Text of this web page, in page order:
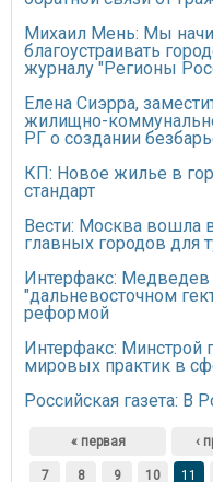
Михаил Мень: Мы
благоустраивать
журналу "Регионы
Елена Сиэрра,
жилищно-
РГ о создании
КП: Новое жилье в
стандарт
Вести: Москва вошла
главных городов для
Интерфакс: Медведев
"дальневосточном
реформой
Интерфакс: Минстрой
мировых практик в
Российская газета: В
Страницы
« первая ‹
7 8 9 10 11